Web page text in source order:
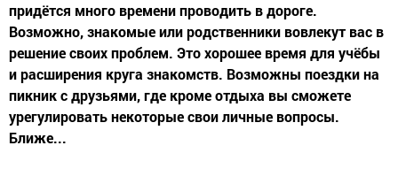
придётся много времени проводить в дороге.
Возможно, знакомые или родственники вовлекут вас в
решение своих проблем. Это хорошее время для учёбы
и расширения круга знакомств. Возможны поездки на
пикник с друзьями, где кроме отдыха вы сможете
урегулировать некоторые свои личные вопросы.
Ближе...